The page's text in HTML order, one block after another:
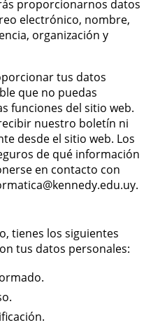
proporcionarnos datos
electrónico, nombre,
organización y
tus datos
que no puedas
funciones del sitio web.
nuestro boletín ni
desde el sitio web. Los
de qué información
en contacto con
tienes los siguientes
tus datos personales: